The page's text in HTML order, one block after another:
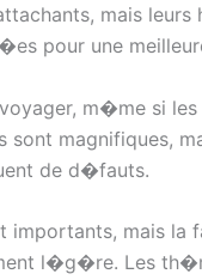
mais
pour une
m�me si
sont magnifiques,
de d�fauts.
importants, mais
l�g�re. Les